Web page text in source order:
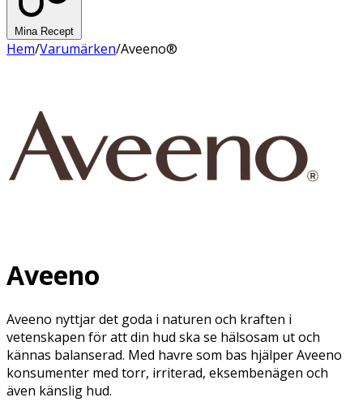
Mina Recept
Hem/Varumärken/Aveeno®
Aveeno
Aveeno nyttjar det goda i naturen och kraften i
vetenskapen för att din hud ska se hälsosam ut och
kännas balanserad. Med havre som bas hjälper Aveeno
konsumenter med torr, irriterad, eksembenägen och
även känslig hud.